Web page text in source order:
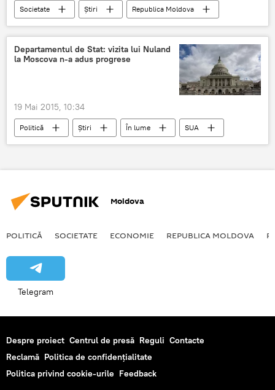
Societate Știri
Republica Moldova
Parlament
ONG societatea civila
Departamentul de Stat: vizita lui Nuland
la Moscova n-a adus progrese
19 Mai 2015, 10:34
Politică Știri În lume
SUA
Departamentul de Stat SUA
Victoria Nuland
Moldova
POLITICĂ SOCIETATE ECONOMIE REPUBLICA MOLDOVA
Telegram
Despre proiect Centrul de presă Reguli Contacte
Reclamă Politica de confidențialitate
Politica privind cookie-urile Feedback